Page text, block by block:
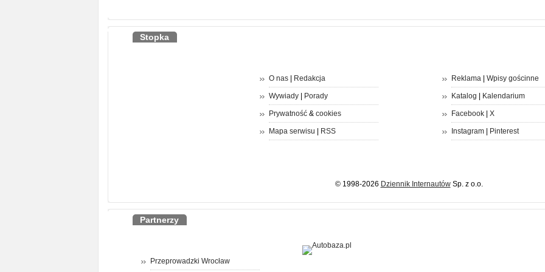
Stopka
O nas| Redakcja
Wywiady| Porady
Prywatność& cookies
Mapa serwisu RSS
Reklama| Wpisy gościnne
Katalog Kalendarium
Facebook| X
Instagram| Pinterest
© 1998-2026 Dziennik InternautówSp. z o.o.
Partnerzy
Przeprowadzki Wrocław